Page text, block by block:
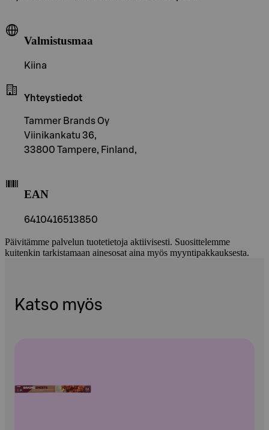
Valmistusmaa
Kiina
Yhteystiedot
Tammer Brands Oy
Viinikankatu 36,
33800 Tampere, Finland,
EAN
6410416513850
Päivitämme palvelun tuotetietoja aktiivisesti. Suosittelemme
kuitenkin tarkistamaan ainesosat aina myös myyntipakkauksesta.
Katso myös